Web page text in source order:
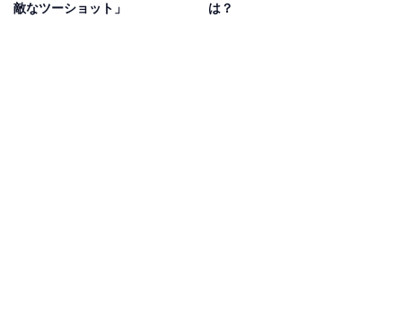
敵なツーショット」
は？